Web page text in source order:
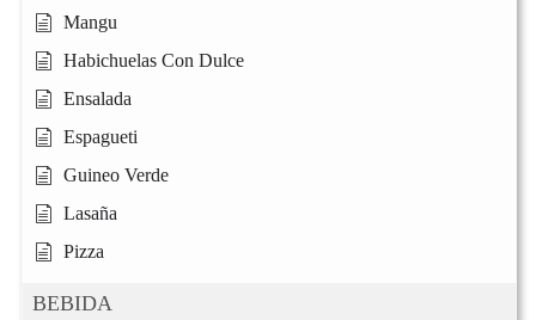
Mangu
Habichuelas Con Dulce
Ensalada
Espagueti
Guineo Verde
Lasaña
Pizza
BEBIDA